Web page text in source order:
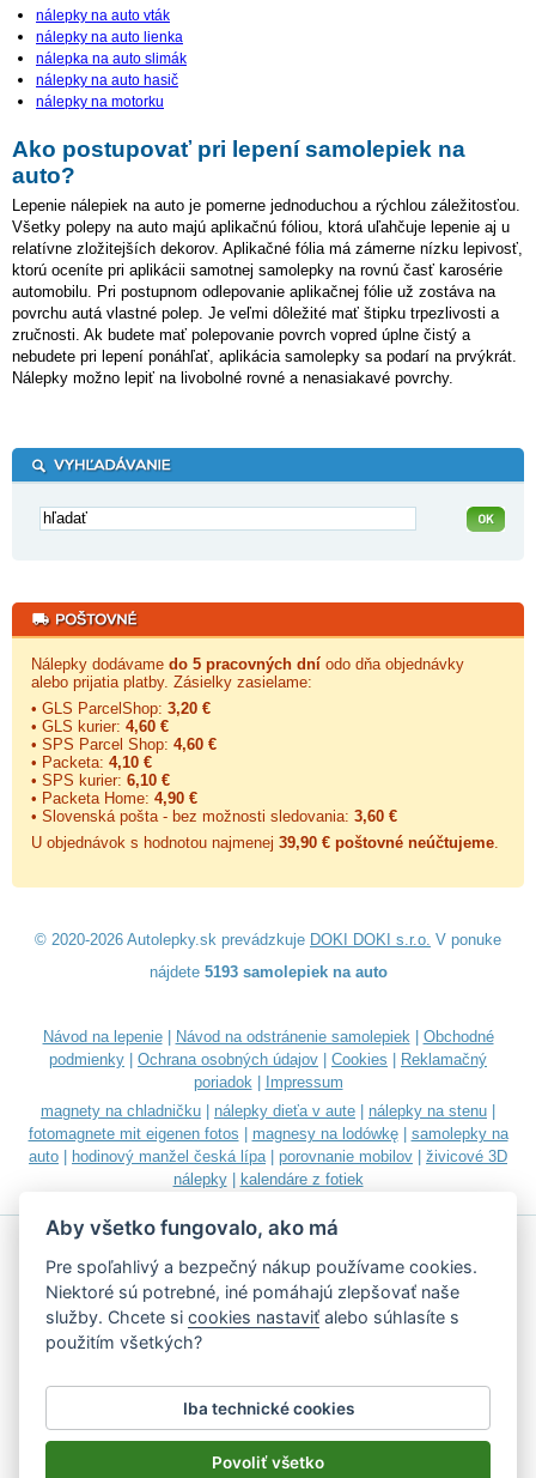
nálepky na auto vták
nálepky na auto lienka
nálepka na auto slimák
nálepky na auto hasič
nálepky na motorku
Ako postupovať pri lepení samolepiek na
auto?
Lepenie nálepiek na auto je pomerne jednoduchou a rýchlou záležitosťou.
Všetky polepy na auto majú aplikačnú fóliou, ktorá uľahčuje lepenie aj u
relatívne zložitejších dekorov. Aplikačné fólia má zámerne nízku lepivosť,
ktorú oceníte pri aplikácii samotnej samolepky na rovnú časť karosérie
automobilu. Pri postupnom odlepovanie aplikačnej fólie už zostáva na
povrchu autá vlastné polep. Je veľmi dôležité mať štipku trpezlivosti a
zručnosti. Ak budete mať polepovanie povrch vopred úplne čistý a
nebudete pri lepení ponáhľať, aplikácia samolepky sa podarí na prvýkrát.
Nálepky možno lepiť na livobolné rovné a nenasiakavé povrchy.
Nálepky dodávame do 5 pracovných dní odo dňa objednávky
alebo prijatia platby. Zásielky zasielame:
• GLS ParcelShop: 3,20 €
• GLS kurier: 4,60 €
• SPS Parcel Shop: 4,60 €
• Packeta: 4,10 €
• SPS kurier: 6,10 €
• Packeta Home: 4,90 €
• Slovenská pošta - bez možnosti sledovania: 3,60 €
U objednávok s hodnotou najmenej 39,90 € poštovné neúčtujeme
© 2020-2026 Autolepky.sk prevádzkuje DOKI DOKI s.r.o. V ponuke
nájdete 5193 samolepiek na auto
Návod na lepenie| Návod na odstránenie samolepiek| Obchodné
podmienky
Ochrana osobných údajov Cookies
Reklamačný
poriadok|
Impressum
magnety na chladničku
nálepky dieťa v aute nálepky na stenu
fotomagnete mit eigenen fotos
magnesy na lodówkę| samolepky na
auto
hodinový manžel česká lípa| porovnanie mobilov
živicové 3D
nálepky| kalendáre z fotiek
Akceptujeme všetky bežné platobné karty
Podľa zákona o evidencii tržieb je predávajúci povinný vystaviť
kupujúcemu účtenku.
Zároveň je povinný zaevidovať prijatú tržbu u správcu dane on-line; v
Aby všetko fungovalo, ako má
Pre spoľahlivý a bezpečný nákup používame cookies.
Niektoré sú potrebné, iné pomáhajú zlepšovať naše
služby. Chcete sicookies nastaviť alebo súhlasíte s
použitím všetkých?
Iba technické cookies
Povoliť všetko